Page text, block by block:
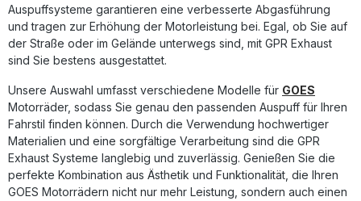
Auspuffsysteme garantieren eine verbesserte Abgasführung
und tragen zur Erhöhung der Motorleistung bei. Egal, ob Sie auf
der Straße oder im Gelände unterwegs sind, mit GPR Exhaust
sind Sie bestens ausgestattet.
Unsere Auswahl umfasst verschiedene Modelle für GOES
Motorräder, sodass Sie genau den passenden Auspuff für Ihren
Fahrstil finden können. Durch die Verwendung hochwertiger
Materialien und eine sorgfältige Verarbeitung sind die GPR
Exhaust Systeme langlebig und zuverlässig. Genießen Sie die
perfekte Kombination aus Ästhetik und Funktionalität, die Ihren
GOES Motorrädern nicht nur mehr Leistung, sondern auch einen